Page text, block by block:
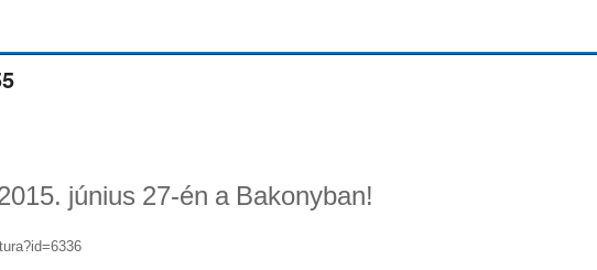
június 27-én a Bakonyban!